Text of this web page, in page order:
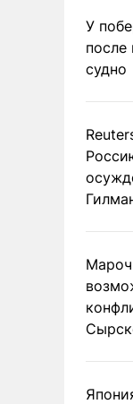
У
после
судно